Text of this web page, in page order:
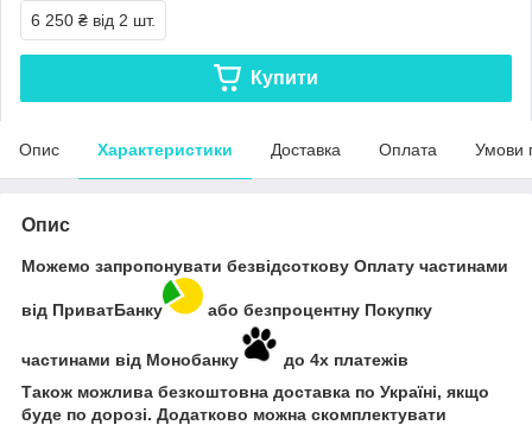
6 250 ₴ від 2 шт.
Купити
Опис Характеристики Доставка Оплата Умови
Опис
Можемо запропонувати безвідсоткову Оплату частинами
від ПриватБанку або безпроцентну Покупку
частинами від Монобанку
до 4х платежів
Також можлива безкоштовна доставка по Україні, якщо
буде по дорозі. Додатково можна скомплектувати